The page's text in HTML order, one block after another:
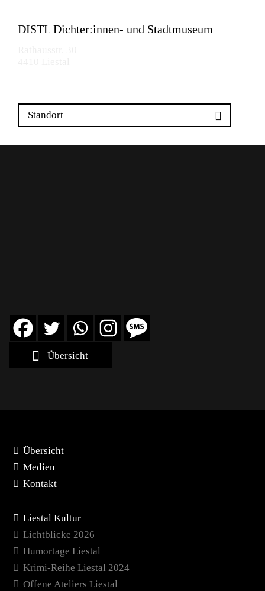
DISTL Dichter:innen- und Stadtmuseum
Standort
Übersicht
Übersicht
Medien
Kontakt
Liestal Kultur
Lichtblicke 2026
Humortage Liestal
Krimi-Reihe Liestal 2024
Offene Ateliers Liestal